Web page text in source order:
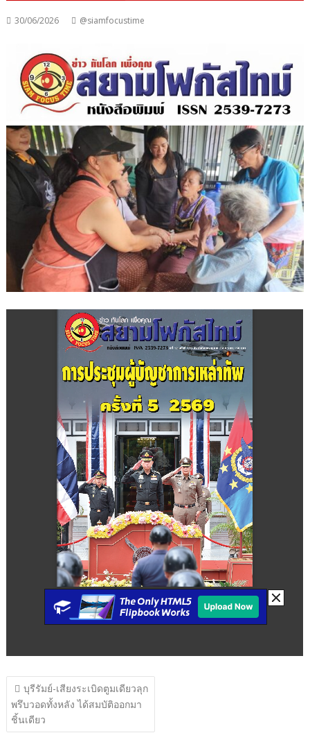
30/06/2026 @siamfocustime
แนะแนว
เรื่อง
บุรีรัมย์-เสียงระเบิดตูมเดียวลุก
พรึบวอดทั้งหลัง ได้สมบัติออกมา
ชิ้นเดียว